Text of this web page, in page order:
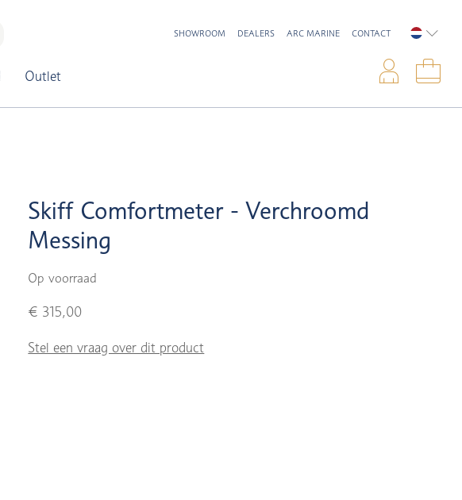
Outlet
SHOWROOM DEALERS ARC MARINE CONTACT
Skiff Comfortmeter - Verchroomd
Messing
Op voorraad
€ 315,00
Stel een vraag over dit product